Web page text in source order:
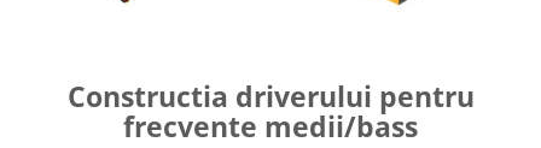
Constructia driverului pentru
frecvente medii/bass